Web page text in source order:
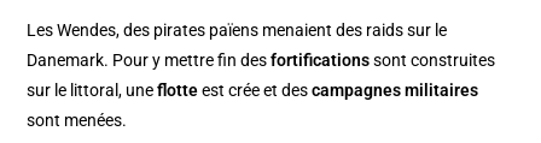
Les Wendes, des pirates païens menaient des raids sur le
Danemark. Pour y mettre fin desfortificationssont construites
sur le littoral, uneflotteest crée et descampagnes militaires
sont menées.